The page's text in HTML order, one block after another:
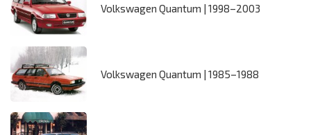
Volkswagen Quantum | 1998–2003
Volkswagen Quantum | 1985–1988